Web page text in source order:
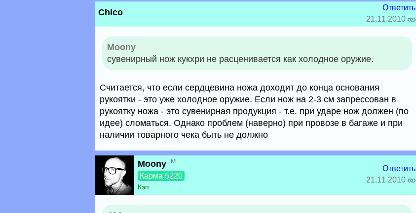
Chico
Ответить
21.11.2010
Moony
сувенирный нож кукхри не расценивается как холодное оружие.
Считается, что если сердцевина ножа доходит до конца основания
рукоятки - это уже холодное оружие. Если нож на 2-3 см запрессован в
рукоятку ножа - это сувенирная продукция - т.е. при ударе нож должен (по
идее) сломаться. Однако проблем (наверно) при провозе в багаже и при
наличии товарного чека быть не должно
Moony м
Карма 5220
Кэп
Ответить
21.11.2010